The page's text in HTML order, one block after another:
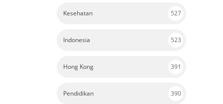
Kesehatan 527
Indonesia 523
Hong Kong 391
Pendidikan 390